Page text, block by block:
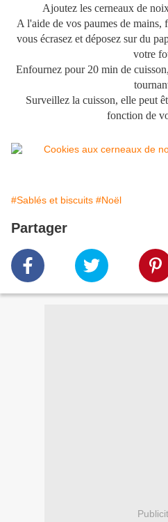
Ajoutez les cerneaux de
A l'aide de vos paumes de mains,
vous écrasez et déposez sur du
votre
Enfournez pour 20 min de
Surveillez la cuisson, elle peut
fonction de
#Sablés et biscuits #Noël
Partager